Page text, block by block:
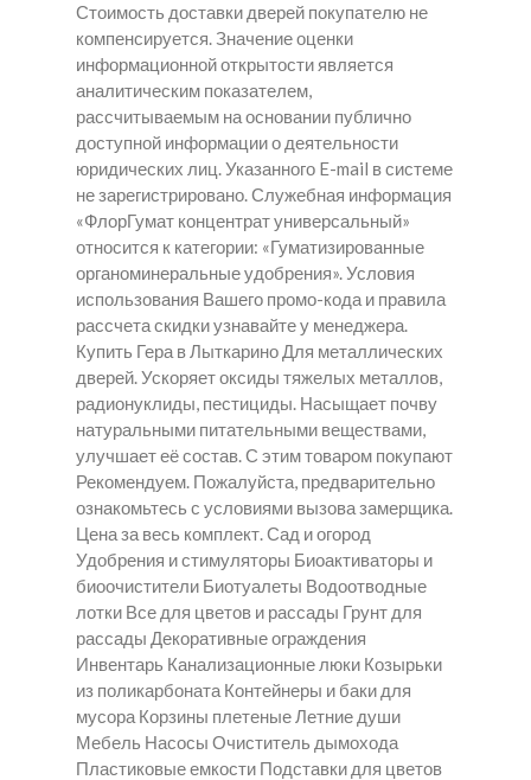
Стоимость доставки дверей покупателю не
компенсируется. Значение оценки
информационной открытости является
аналитическим показателем,
рассчитываемым на основании публично
доступной информации о деятельности
юридических лиц. Указанного E-mail в системе
не зарегистрировано. Служебная информация
«ФлорГумат концентрат универсальный»
относится к категории: «Гуматизированные
органоминеральные удобрения». Условия
использования Вашего промо-кода и правила
рассчета скидки узнавайте у менеджера.
Купить Гера в Лыткарино Для металлических
дверей. Ускоряет оксиды тяжелых металлов,
радионуклиды, пестициды. Насыщает почву
натуральными питательными веществами,
улучшает её состав. С этим товаром покупают
Рекомендуем. Пожалуйста, предварительно
ознакомьтесь с условиями вызова замерщика.
Цена за весь комплект. Сад и огород
Удобрения и стимуляторы Биоактиваторы и
биоочистители Биотуалеты Водоотводные
лотки Все для цветов и рассады Грунт для
рассады Декоративные ограждения
Инвентарь Канализационные люки Козырьки
из поликарбоната Контейнеры и баки для
мусора Корзины плетеные Летние души
Мебель Насосы Очиститель дымохода
Пластиковые емкости Подставки для цветов